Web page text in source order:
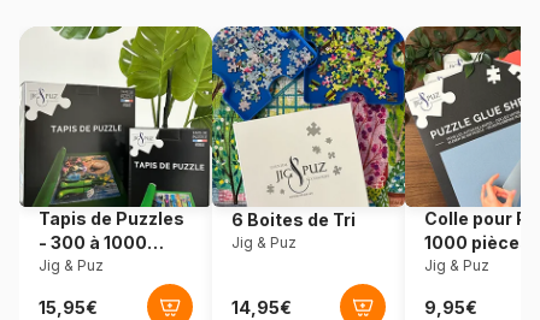
Dtoys-66947
EAN 5947502866947
Nombre de pièces 1000 pièces
Dimensions 68 x 47 cm
Boîte rectangulaire
Tapis de Puzzles
- 300 à 1000
pièces
Jig & Puz
6 Boites de Tri
Jig & Puz
Colle pour
1000 pièces
Jig & Puz